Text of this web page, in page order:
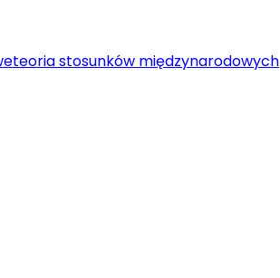
teoria stosunków międzynarodowych